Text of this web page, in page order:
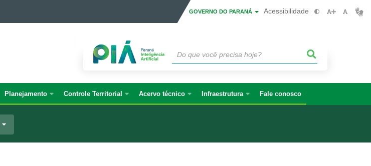
GOVERNO DO PARANÁ Acessibilidade
Planejamento Controle Territorial Acervo técnico Infraestrutura Fale conosco